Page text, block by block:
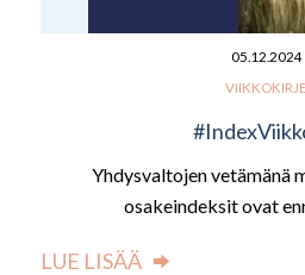
05.12.2024
VIIKKOKIRJE
Yhdysvaltojen vetämänä
osakeindeksit ovat
LUE LISÄÄ